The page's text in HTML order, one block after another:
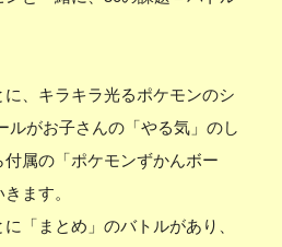
、キラキラ光るポケモンのシ
ルがお子さんの「やる気」のし
属の「ポケモンずかんボー
ます。
「まとめ」のバトルがあり、